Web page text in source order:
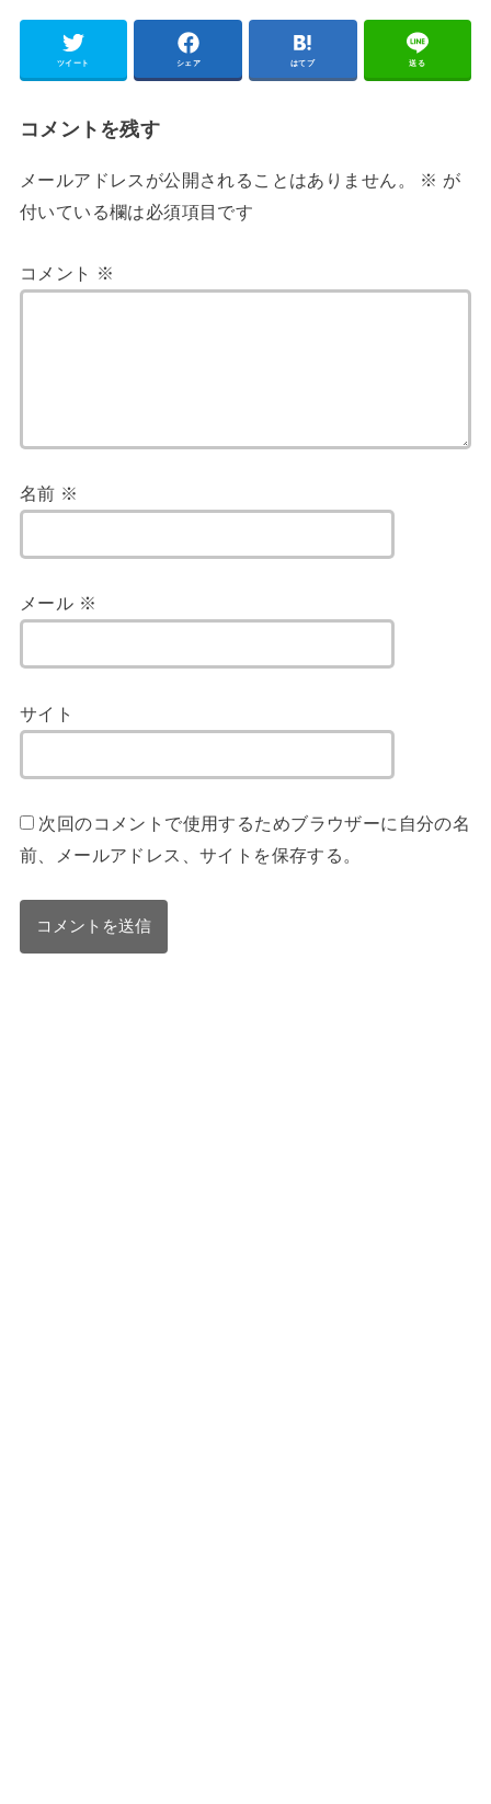
ツイート シェア はてブ 送る
コメントを残す
メールアドレスが公開されることはありません。 ※ が
付いている欄は必須項目です
コメント ※
名前 ※
メール ※
サイト
次回のコメントで使用するためブラウザーに自分の名
前、メールアドレス、サイトを保存する。